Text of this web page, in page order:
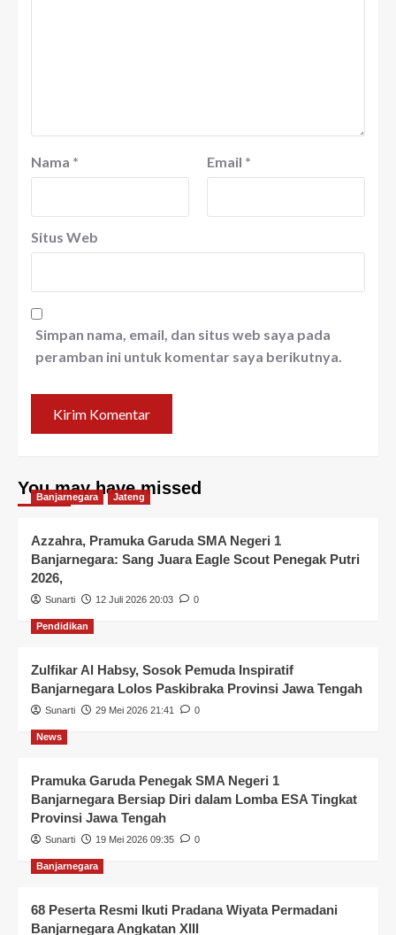
Nama * Email *
Situs Web
Simpan nama, email, dan situs web saya pada
peramban ini untuk komentar saya berikutnya.
You may have missed
Banjarnegara Jateng
Azzahra, Pramuka Garuda SMA Negeri 1
Banjarnegara: Sang Juara Eagle Scout Penegak Putri
2026,
Sunarti 12 Juli 2026 20:03 0
Pendidikan
Zulfikar Al Habsy, Sosok Pemuda Inspiratif
Banjarnegara Lolos Paskibraka Provinsi Jawa Tengah
Sunarti 29 Mei 2026 21:41 0
News
Pramuka Garuda Penegak SMA Negeri 1
Banjarnegara Bersiap Diri dalam Lomba ESA Tingkat
Provinsi Jawa Tengah
Sunarti 19 Mei 2026 09:35 0
Banjarnegara
68 Peserta Resmi Ikuti Pradana Wiyata Permadani
Banjarnegara Angkatan XIII